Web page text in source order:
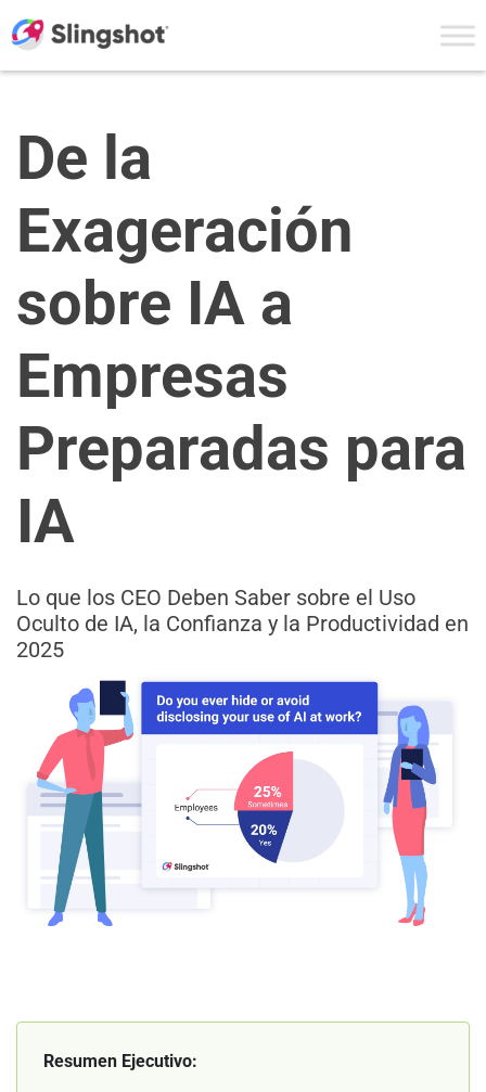
De la
Exageración
sobre IA a
Empresas
Preparadas para
IA
Lo que los CEO Deben Saber sobre el Uso
Oculto de IA, la Confianza y la Productividad en
2025
Resumen Ejecutivo: